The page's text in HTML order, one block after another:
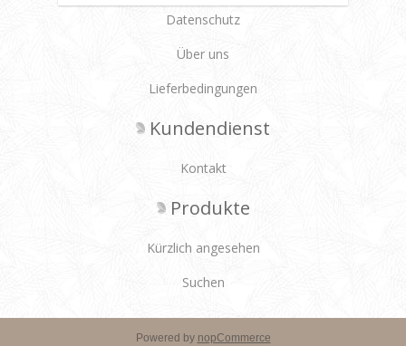
Datenschutz
Über uns
Lieferbedingungen
Kundendienst
Kontakt
Produkte
Kürzlich angesehen
Suchen
Powered by nopCommerce